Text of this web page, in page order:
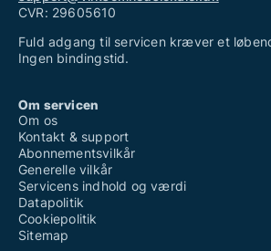
CVR: 29605610
Fuld adgang til servicen kræver et
Ingen bindingstid.
Om servicen
Om os
Kontakt & support
Abonnementsvilkår
Generelle vilkår
Servicens indhold og værdi
Datapolitik
Cookiepolitik
Sitemap